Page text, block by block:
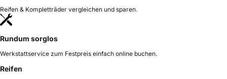
Reifen & Kompletträder vergleichen und sparen.
Rundum sorglos
Werkstattservice zum Festpreis einfach online buchen.
Reifen